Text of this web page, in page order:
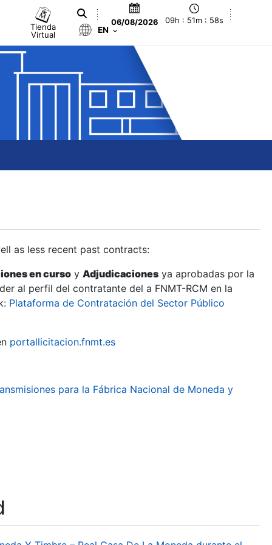
Tienda
Virtual
06/08/2026 09h : 51m : 59s
EN
as less recent past contracts:
en curso y Adjudicaciones ya aprobadas por la
al perfil del contratante del a FNMT-RCM en la
Plataforma de Contratación del Sector Público
portallicitacion.fnmt.es
para la Fábrica Nacional de Moneda y